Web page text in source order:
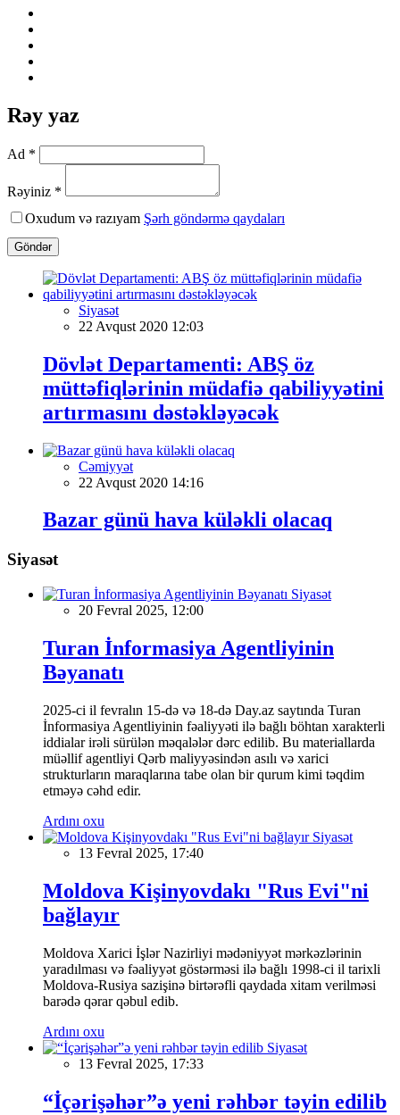
Rəy yaz
Ad *
Rəyiniz *
Oxudum və razıyam Şərh göndərmə qaydaları
Göndər
Siyasət
22 Avqust 2020 12:03
Dövlət Departamenti: ABŞ öz
müttəfiqlərinin müdafiə qabiliyyətini
artırmasını dəstəkləyəcək
Cəmiyyət
22 Avqust 2020 14:16
Bazar günü hava küləkli olacaq
Siyasət
Siyasət
20 Fevral 2025, 12:00
Turan İnformasiya Agentliyinin
Bəyanatı
2025-ci il fevralın 15-də və 18-də Day.az saytında Turan
İnformasiya Agentliyinin fəaliyyəti ilə bağlı böhtan xarakterli
iddialar irəli sürülən məqalələr dərc edilib. Bu materiallarda
müəllif agentliyi Qərb maliyyəsindən asılı və xarici
strukturların maraqlarına tabe olan bir qurum kimi təqdim
etməyə cəhd edir.
Ardını oxu
Siyasət
13 Fevral 2025, 17:40
Moldova Kişinyovdakı "Rus Evi"ni
bağlayır
Moldova Xarici İşlər Nazirliyi mədəniyyət mərkəzlərinin
yaradılması və fəaliyyət göstərməsi ilə bağlı 1998-ci il tarixli
Moldova-Rusiya sazişinə birtərəfli qaydada xitam verilməsi
barədə qərar qəbul edib.
Ardını oxu
Siyasət
13 Fevral 2025, 17:33
“İçərişəhər”ə yeni rəhbər təyin edilib